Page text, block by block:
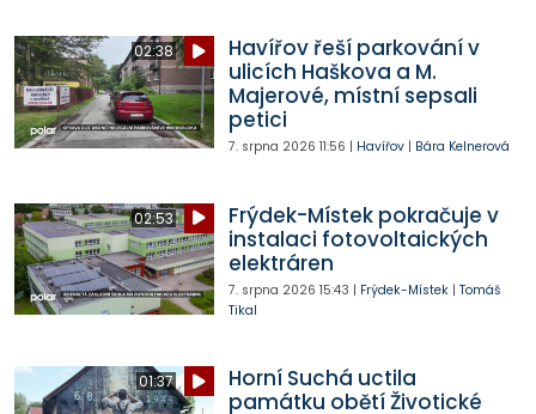
02:38
Havířov řeší parkování v
ulicích Haškova a M.
Majerové, místní sepsali
petici
7. srpna 2026 11:56 | Havířov| Bára Kelnerová
02:53
Frýdek-Místek pokračuje v
instalaci fotovoltaických
elektráren
7. srpna 2026 15:43 | Frýdek-Místek| Tomáš
Tikal
01:37
Horní Suchá uctila
památku obětí Životické